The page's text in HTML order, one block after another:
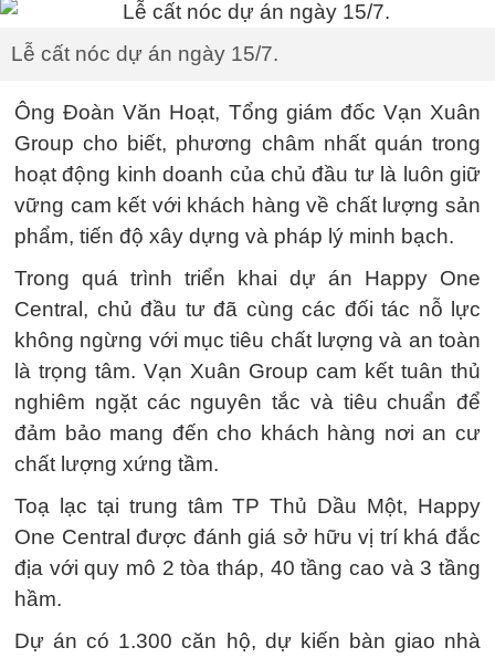
Lễ cất nóc dự án ngày 15/7.
Ông Đoàn Văn Hoạt, Tổng giám đốc Vạn Xuân
Group cho biết, phương châm nhất quán trong
hoạt động kinh doanh của chủ đầu tư là luôn giữ
vững cam kết với khách hàng về chất lượng sản
phẩm, tiến độ xây dựng và pháp lý minh bạch.
Trong quá trình triển khai dự án Happy One
Central, chủ đầu tư đã cùng các đối tác nỗ lực
không ngừng với mục tiêu chất lượng và an toàn
là trọng tâm. Vạn Xuân Group cam kết tuân thủ
nghiêm ngặt các nguyên tắc và tiêu chuẩn để
đảm bảo mang đến cho khách hàng nơi an cư
chất lượng xứng tầm.
Toạ lạc tại trung tâm TP Thủ Dầu Một, Happy
One Central được đánh giá sở hữu vị trí khá đắc
địa với quy mô 2 tòa tháp, 40 tầng cao và 3 tầng
hầm.
Dự án có 1.300 căn hộ, dự kiến bàn giao nhà